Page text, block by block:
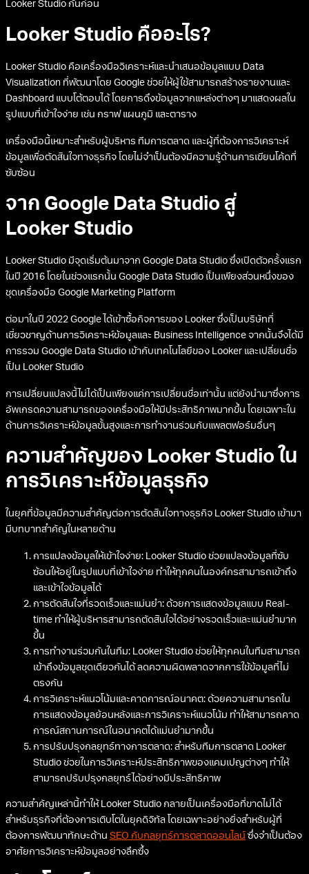
Looker Studio กันก่อน
Looker Studio คืออะไร?
Looker Studio คือเครื่องมือวิเคราะห์และนำเสนอข้อมูลแบบ Data
Visualization ที่พัฒนาโดย Google ช่วยให้ผู้ใช้สามารถสร้างรายงานและ
Dashboard แบบโต้ตอบได้ โดยการดึงข้อมูลจากแหล่งต่างๆ มาแสดงผลใน
รูปแบบที่เข้าใจง่าย เช่น กราฟ แผนภูมิ และตาราง
เครื่องมือนี้เหมาะสำหรับผู้บริหาร ทีมการตลาด และผู้ที่ต้องการวิเคราะห์
ข้อมูลเพื่อตัดสินใจทางธุรกิจ โดยไม่จำเป็นต้องมีความรู้ด้านการเขียนโค้ดที่
ซับซ้อน
จาก Google Data Studio สู่
Looker Studio
Looker Studio มีจุดเริ่มต้นมาจาก Google Data Studio ซึ่งเปิดตัวครั้งแรก
ในปี 2016 โดยในช่วงแรกนั้น Google Data Studio เป็นเพียงส่วนหนึ่งของ
ชุดเครื่องมือ Google Marketing Platform
ต่อมาในปี 2022 Google ได้เข้าซื้อกิจการของ Looker ซึ่งเป็นบริษัทที่
เชี่ยวชาญด้านการวิเคราะห์ข้อมูลและ Business Intelligence จากนั้นจึงได้มี
การรวม Google Data Studio เข้ากับเทคโนโลยีของ Looker และเปลี่ยนชื่อ
เป็น Looker Studio
การเปลี่ยนแปลงนี้ไม่ได้เป็นเพียงแค่การเปลี่ยนชื่อเท่านั้น แต่ยังนำมาซึ่งการ
อัพเกรดความสามารถของเครื่องมือให้มีประสิทธิภาพมากขึ้น โดยเฉพาะใน
ด้านการวิเคราะห์ข้อมูลขั้นสูงและการทำงานร่วมกับแพลตฟอร์มอื่นๆ
ความสำคัญของ Looker Studio ใน
การวิเคราะห์ข้อมูลธุรกิจ
ในยุคที่ข้อมูลมีความสำคัญต่อการตัดสินใจทางธุรกิจ Looker Studio เข้ามา
มีบทบาทสำคัญในหลายด้าน
การแปลงข้อมูลให้เข้าใจง่าย: Looker Studio ช่วยแปลงข้อมูลที่ซับ
ซ้อนให้อยู่ในรูปแบบที่เข้าใจง่าย ทำให้ทุกคนในองค์กรสามารถเข้าถึง
และเข้าใจข้อมูลได้
การตัดสินใจที่รวดเร็วและแม่นยำ: ด้วยการแสดงข้อมูลแบบ Real-
time ทำให้ผู้บริหารสามารถตัดสินใจได้อย่างรวดเร็วและแม่นยำมาก
ขึ้น
การทำงานร่วมกันในทีม: Looker Studio ช่วยให้ทุกคนในทีมสามารถ
เข้าถึงข้อมูลชุดเดียวกันได้ ลดความผิดพลาดจากการใช้ข้อมูลที่ไม่
ตรงกัน
การวิเคราะห์แนวโน้มและคาดการณ์อนาคต: ด้วยความสามารถใน
การแสดงข้อมูลย้อนหลังและการวิเคราะห์แนวโน้ม ทำให้สามารถคาด
การณ์สถานการณ์ในอนาคตได้แม่นยำมากขึ้น
การปรับปรุงกลยุทธ์ทางการตลาด: สำหรับทีมการตลาด Looker
Studio ช่วยในการวิเคราะห์ประสิทธิภาพของแคมเปญต่างๆ ทำให้
สามารถปรับปรุงกลยุทธ์ได้อย่างมีประสิทธิภาพ
ความสำคัญเหล่านี้ทำให้ Looker Studio กลายเป็นเครื่องมือที่ขาดไม่ได้
สำหรับธุรกิจที่ต้องการเติบโตในยุคดิจิทัล โดยเฉพาะอย่างยิ่งสำหรับผู้ที่
ต้องการพัฒนาทักษะด้าน SEO กับกลยุทธ์การตลาดออนไลน์ ซึ่งจำเป็นต้อง
อาศัยการวิเคราะห์ข้อมูลอย่างลึกซึ้ง